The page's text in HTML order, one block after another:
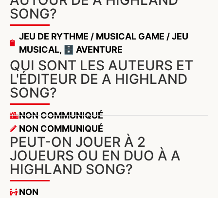
SONG?
JEU DE RYTHME / MUSICAL GAME / JEU
MUSICAL, 🗄️ AVENTURE
QUI SONT LES AUTEURS ET
L'ÉDITEUR DE A HIGHLAND
SONG?
NON COMMUNIQUÉ
NON COMMUNIQUÉ
PEUT-ON JOUER À 2
JOUEURS OU EN DUO À A
HIGHLAND SONG?
NON